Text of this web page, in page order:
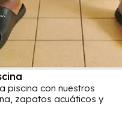
piscina con nuestros
zapatos acuáticos y